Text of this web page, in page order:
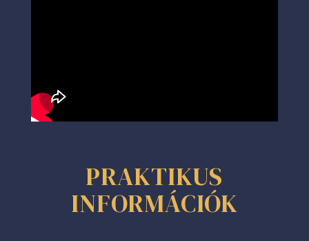
PRAKTIKUS
INFORMÁCIÓK